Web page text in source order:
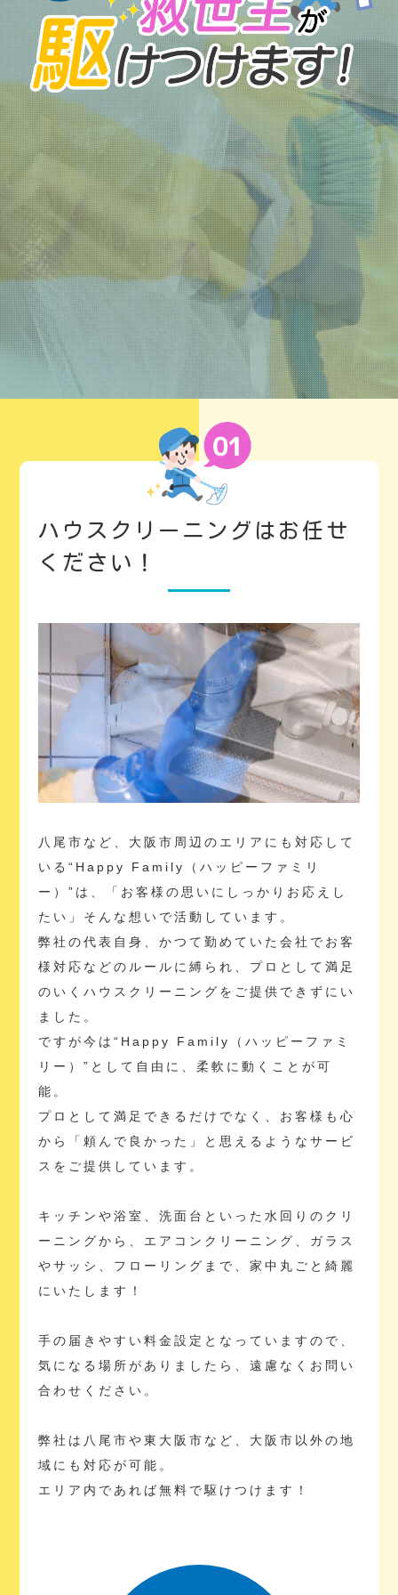
ハウスクリーニングはお任せ
ください！
八尾市など、大阪市周辺のエリアにも対応して
いる“Happy Family（ハッピーファミリ
ー）”は、「お客様の思いにしっかりお応えし
たい」そんな想いで活動しています。
弊社の代表自身、かつて勤めていた会社でお客
様対応などのルールに縛られ、プロとして満足
のいくハウスクリーニングをご提供できずにい
ました。
ですが今は“Happy Family（ハッピーファミ
リー）”として自由に、柔軟に動くことが可
能。
プロとして満足できるだけでなく、お客様も心
から「頼んで良かった」と思えるようなサービ
スをご提供しています。
キッチンや浴室、洗面台といった水回りのクリ
ーニングから、エアコンクリーニング、ガラス
やサッシ、フローリングまで、家中丸ごと綺麗
にいたします！
手の届きやすい料金設定となっていますので、
気になる場所がありましたら、遠慮なくお問い
合わせください。
弊社は八尾市や東大阪市など、大阪市以外の地
域にも対応が可能。
エリア内であれば無料で駆けつけます！